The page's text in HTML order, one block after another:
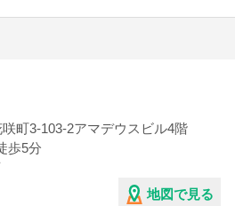
咲町3-103-2アマデウスビル4階
歩5分
地図で見る